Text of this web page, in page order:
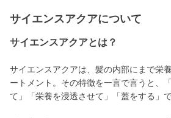
サイエンスアクアについて
サイエンスアクアとは？
サイエンスアクアは、髪の内部にまで栄
ートメント。その特徴を一言で言うと、
て」「栄養を浸透させて」「蓋をする」で